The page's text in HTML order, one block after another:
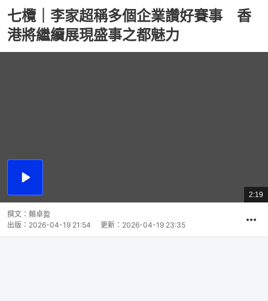
七欖｜李家超稱多個企業讚好賽事 香
港將繼續展現盛事之都魅力
播
總
共
2:19
撰文： 賴卓盈
出版： 2026-04-19 21:54 更新： 2026-04-19 23:35